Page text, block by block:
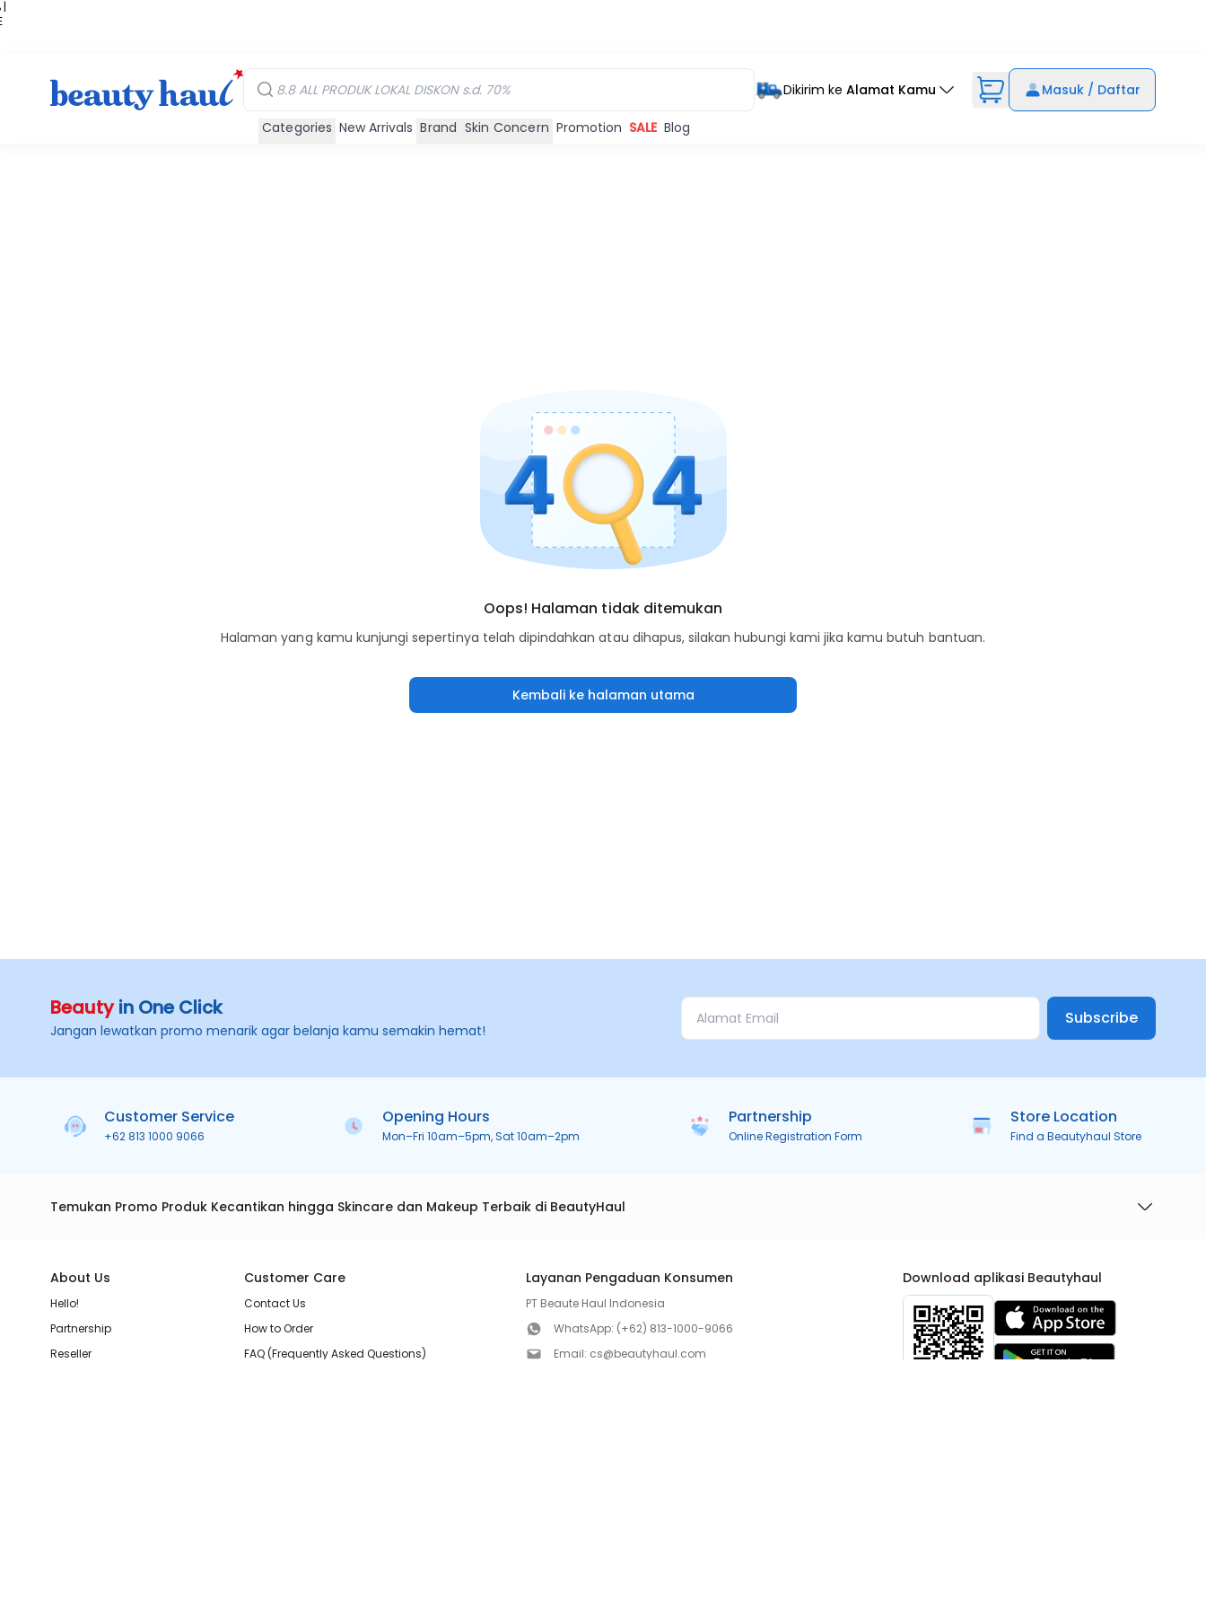
|
Dikirim ke Alamat Kamu Masuk / Daftar
Categories New Arrivals Brand Skin Concern Promotion SALE Blog
Oops! Halaman tidak ditemukan
Halaman yang kamu kunjungi sepertinya telah dipindahkan atau dihapus, silakan hubungi kami jika kamu butuh bantuan.
Kembali ke halaman utama
Beautyin One Click
Jangan lewatkan promo menarik agar belanja kamu semakin hemat!
Subscribe
Customer Service
+62 813 1000 9066
Opening Hours
Mon–Fri 10am–5pm, Sat 10am–2pm
Partnership
Online Registration Form
Store Location
Find a Beautyhaul Store
Temukan Promo Produk Kecantikan hingga Skincare dan Makeup Terbaik di BeautyHaul
About Us
Hello!
Partnership
Reseller
Customer Care
Contact Us
How to Order
FAQ (Frequently Asked Questions)
Layanan Pengaduan Konsumen
PT Beaute Haul Indonesia
WhatsApp: (+62) 813-1000-9066
Email: cs@beautyhaul.com
Download aplikasi Beautyhaul